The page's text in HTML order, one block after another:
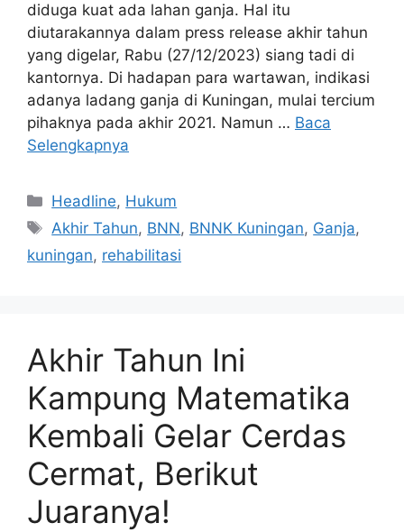
diduga kuat ada lahan ganja. Hal itu
diutarakannya dalam press release akhir tahun
yang digelar, Rabu (27/12/2023) siang tadi di
kantornya. Di hadapan para wartawan, indikasi
adanya ladang ganja di Kuningan, mulai tercium
pihaknya pada akhir 2021. Namun … Baca
Selengkapnya
Kategori
Headline, Hukum
Tag
Akhir Tahun, BNN, BNNK Kuningan, Ganja,
kuningan, rehabilitasi
Akhir Tahun Ini
Kampung Matematika
Kembali Gelar Cerdas
Cermat, Berikut
Juaranya!